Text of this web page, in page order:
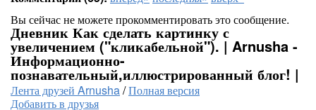
Вы сейчас не можете прокомментировать это сообщение.
Дневник Как сделать картинку с
увеличением ("кликабельной"). | Arnusha -
Информационно-
познавательный,иллюстрированный блог! |
Лента друзей Arnusha/Полная версия
Добавить в друзья